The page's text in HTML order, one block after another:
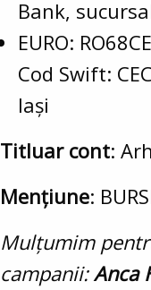
Bank,
EURO:
Cod Swift:
Iași
Titluar cont:
Mențiune:
Mulțumim
campanii:Anca